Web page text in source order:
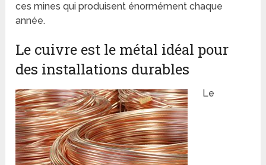
ces mines qui produisent énormément chaque
année.
Le cuivre est le métal idéal pour
des installations durables
Le